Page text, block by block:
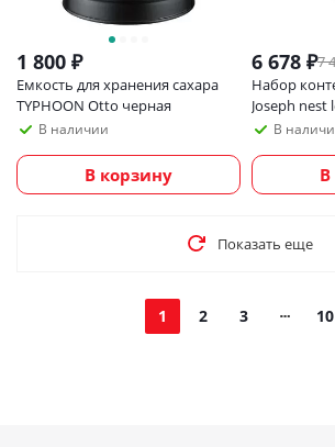
1 800 ₽
Емкость для хранения сахара
TYPHOON Otto черная
В наличии
В корзину
6 678 ₽7
Набор
Joseph nest
В
В
Показать еще
1 2 3 10